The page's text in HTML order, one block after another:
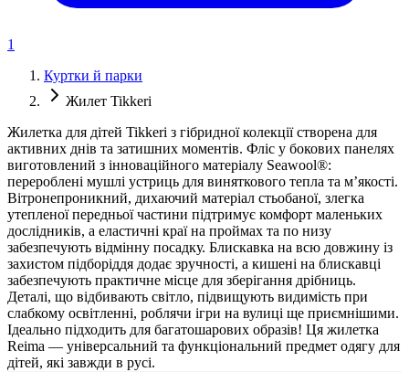
1
Куртки й парки
Жилет Tikkeri
Жилетка для дітей Tikkeri з гібридної колекції створена для
активних днів та затишних моментів. Фліс у бокових панелях
виготовлений з інноваційного матеріалу Seawool®:
перероблені мушлі устриць для виняткового тепла та м’якості.
Вітронепроникний, дихаючий матеріал стьобаної, злегка
утепленої передньої частини підтримує комфорт маленьких
дослідників, а еластичні краї на проймах та по низу
забезпечують відмінну посадку. Блискавка на всю довжину із
захистом підборіддя додає зручності, а кишені на блискавці
забезпечують практичне місце для зберігання дрібниць.
Деталі, що відбивають світло, підвищують видимість при
слабкому освітленні, роблячи ігри на вулиці ще приємнішими.
Ідеально підходить для багатошарових образів! Ця жилетка
Reima — універсальний та функціональний предмет одягу для
дітей, які завжди в русі.